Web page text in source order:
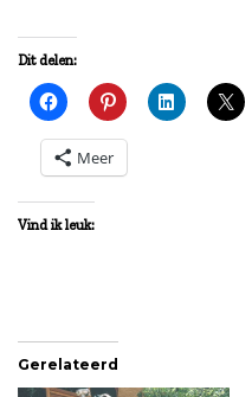
Dit delen:
Meer
Vind ik leuk:
Gerelateerd